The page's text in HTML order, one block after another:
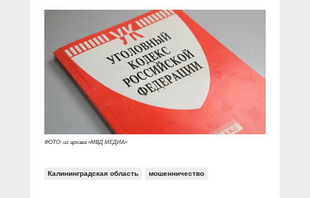
Документальные фильмы
Специальный репортаж
КиберПОСТОВОЙ
Газета «Щит и меч»
Журнал «Полиция России»
О ПОРТАЛЕ
Контакты
Вакансии
ФОТО: из архива «МВД МЕДИА»
Калининградская область мошенничество